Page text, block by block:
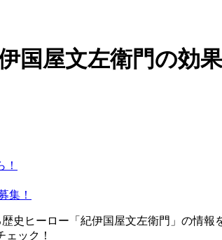
国屋文左衛門の効
集！
史ヒーロー「紀伊国屋文左衛門」の情
ック！